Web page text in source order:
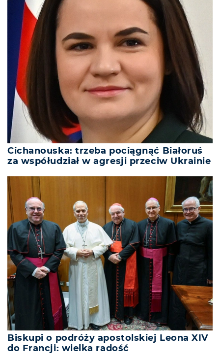
Cichanouska: trzeba pociągnąć Białoruś
za współudział w agresji przeciw Ukrainie
Biskupi o podróży apostolskiej Leona XIV
do Francji: wielka radość